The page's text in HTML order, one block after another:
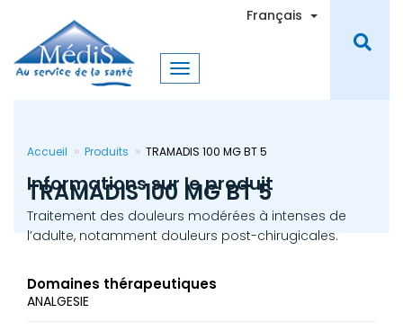
contenu
principal
Français Toggle
Accueil Produits TRAMADIS 100 MG BT 5
TRAMADIS 100 MG BT 5
Informations sur le produit
Traitement des douleurs modérées à intenses de
l’adulte, notamment douleurs post-chirugicales.
Domaines thérapeutiques
ANALGESIE